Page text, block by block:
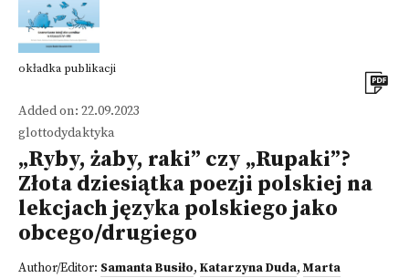
okładka publikacji
Added on: 22.09.2023
glottodydaktyka
„Ryby, żaby, raki” czy „Rupaki”?
Złota dziesiątka poezji polskiej na
lekcjach języka polskiego jako
obcego/drugiego
Author/Editor: Samanta Busiło, Katarzyna Duda,Marta